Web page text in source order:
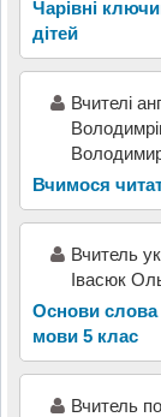
Чарівні
дітей
Вчителі
Вчимося
Вчитель
Івасюк
Основи слова
мови 5 клас
Вчитель